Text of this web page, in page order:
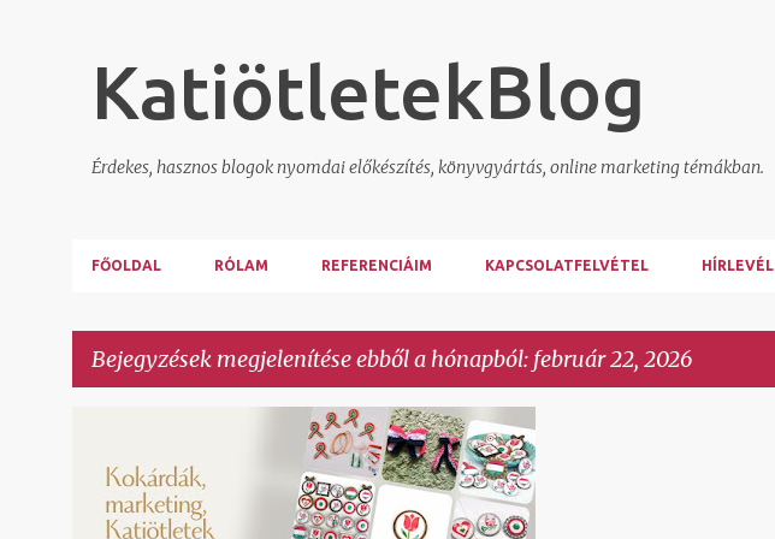
KatiötletekBlog
Érdekes, hasznos blogok nyomdai előkészítés, könyvgyártás, online marketing témákban.
FŐOLDAL RÓLAM REFERENCIÁIM KAPCSOLATFELVÉTEL HÍRLEVÉL
Bejegyzések megjelenítése ebből a hónapból: február 22, 2026
MARKETING